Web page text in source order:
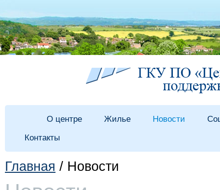
О центре Жилье Новости
Контакты
Главная / Новости